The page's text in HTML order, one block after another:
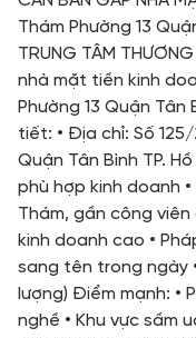
Thám Phường 13
TRUNG TÂM
nhà mặt tiền kinh
Phường 13 Quận Tân
tiết: • Địa chỉ: Số
Quận Tân Bình TP.
phù hợp kinh doanh
Thám, gần công
kinh doanh cao •
sang tên trong ngày
lượng) Điểm mạnh: •
nghề • Khu vực sầm